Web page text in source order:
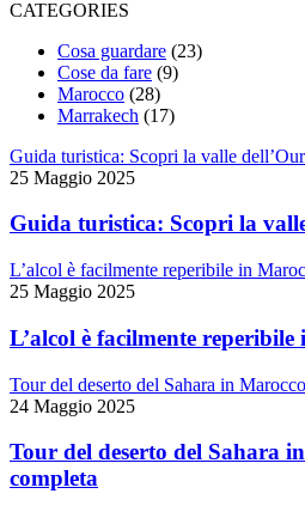
CATEGORIES
Cosa guardare (23)
Cose da fare (9)
Marocco (28)
Marrakech (17)
Guida turistica: Scopri la valle
25 Maggio 2025
Guida turistica: Scopri la
L’alcol è facilmente reperibile in
25 Maggio 2025
L’alcol è facilmente reperibile
Tour del deserto del Sahara in
24 Maggio 2025
Tour del deserto del Sahara
completa